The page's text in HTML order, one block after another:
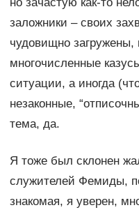
заложники – своих
чудовищно
многочисленные
ситуации, а иногда
незаконные,
тема, да.
Я тоже был склонен
служителей Фемиды,
знакомая, я уверен,